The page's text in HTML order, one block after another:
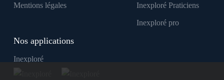
Mentions légales Inexploré Praticiens
Inexploré pro
Nos applications
Inexploré